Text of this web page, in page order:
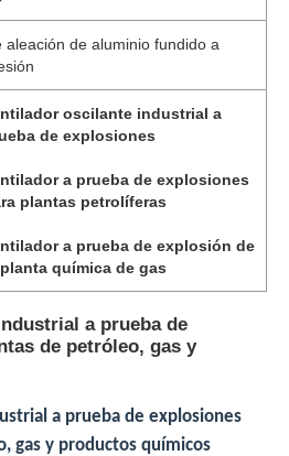
aleación de aluminio fundido a
oscilante industrial a
de explosiones
a prueba de explosiones
plantas petrolíferas
a prueba de explosión de
química de gas
a prueba de
de petróleo, gas y
a prueba de explosiones
gas y productos químicos